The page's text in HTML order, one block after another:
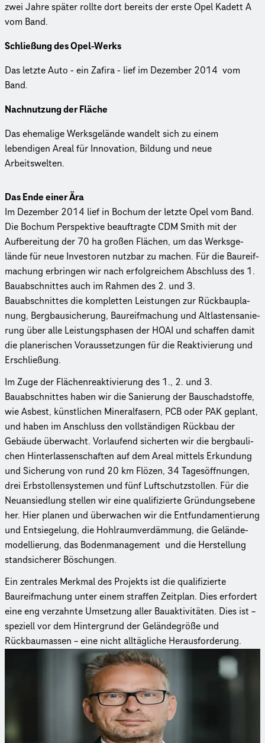
zwei Jahre später rollte dort bereits der erste Opel Kadett A
vom Band.
Schließung des Opel-Werks
Das letzte Auto - ein Zafira - lief im Dezember 2014 vom
Band.
Nachnutzung der Fläche
Das ehemalige Werksgelände wandelt sich zu einem
lebendigen Areal für Innovation, Bildung und neue
Arbeitswelten.
Das Ende einer Ära
Im Dezember 2014 lief in Bochum der letzte Opel vom Band.
Die Bochum Perspektive beauftragte CDM Smith mit der
Aufbe­rei­tung der 70 ha großen Flächen, um das Werks­ge­
lände für neue Investoren nutzbar zu machen. Für die Baureif­
ma­chung erbringen wir nach erfolgreichem Abschluss des 1.
Bauabschnittes auch im Rahmen des 2. und 3.
Bauabschnittes die kompletten Leistungen zur Rück­bau­pla­
nung, Berg­bau­si­che­rung, Baureif­ma­chung und Altlas­ten­sa­nie­
rung über alle Leis­tungs­pha­sen der HOAI und schaffen damit
die plane­ri­schen Voraus­set­zun­gen für die Reak­ti­vie­rung und
Erschlie­ßung.
Im Zuge der Flächen­re­ak­ti­vie­rung des 1., 2. und 3.
Bauabschnittes haben wir die Sanierung der Bauschad­stoffe,
wie Asbest, künstlichen Mine­ral­fa­sern, PCB oder PAK geplant,
und haben im Anschluss den voll­stän­di­gen Rückbau der
Gebäude überwacht. Vorlaufend sicherten wir die berg­bau­li­
chen Hinter­las­sen­schaf­ten auf dem Areal mittels Erkundung
und Sicherung von rund 20 km Flözen, 34 Tagesöff­nun­gen,
drei Erbstol­len­sys­te­men und fünf Luft­schutz­stol­len. Für die
Neuan­sied­lung stellen wir eine quali­fi­zierte Grün­dungs­ebene
her. Hier planen und überwachen wir die Entfun­da­men­tie­rung
und Entsie­ge­lung, die Hohl­raum­ver­däm­mung, die Gelän­de­
mo­del­lie­rung, das Bodenmanagement und die Herstellung
stand­si­che­rer Böschungen.
Ein zentrales Merkmal des Projekts ist die qualifizierte
Baureifmachung unter einem straffen Zeitplan. Dies erfordert
eine eng verzahnte Umsetzung aller Bauaktivitäten. Dies ist –
speziell vor dem Hintergrund der Geländegröße und
Rückbaumassen – eine nicht alltägliche Herausforderung.
Fragen zum Projekt?
Kontaktieren Sie unseren Experten.
Dipl.-Ing. Ulrich Riep
Senior Projektingenieur